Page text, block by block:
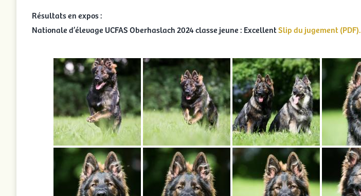
Résultats en expos :
Nationale d’élevage UCFAS Oberhaslach 2024 classe jeune : ExcellentSlip du jugement (PDF).